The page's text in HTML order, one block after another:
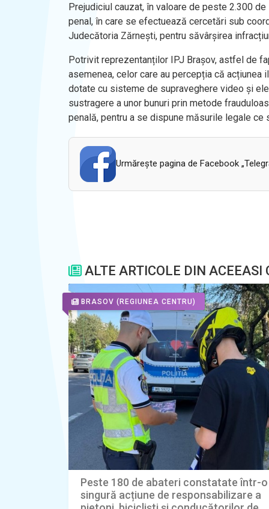
Prejudiciul cauzat, în valoare de peste 2.300
penal, în care se efectuează cercetări sub
Judecătoria Zărnești, pentru săvârșirea
Potrivit reprezentanților IPJ Brașov, astfel de
asemenea, celor care au percepția că
dotate cu sisteme de supraveghere video și
sustragere a unor bunuri prin metode
penală, pentru a se dispune măsurile legale ce
Urmăreşte pagina de Facebook
ALTE ARTICOLE DIN ACEEASI
BRASOV (REGIUNEA CENTRU)
Peste 180 de abateri constatate într-o
singură acțiune de responsabilizare a